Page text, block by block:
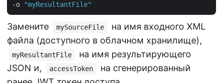
-o
"myResultantFile"
Замените mySourceFile
на имя входного XML
файла (доступного в облачном хранилище),
myResultantFile
на имя результирующего
JSON и,
accessToken
на сгенерированный